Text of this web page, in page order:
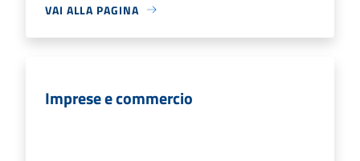
VAI ALLA PAGINA
Imprese e commercio